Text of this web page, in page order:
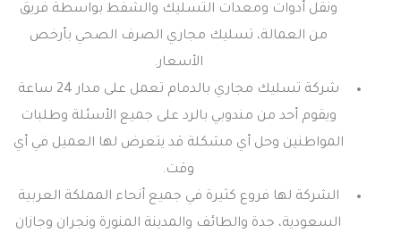
ونقل أدوات ومعدات التسليك والشفط بواسطة فريق
من العمالة، تسليك مجاري الصرف الصحي بأرخص
الأسعار.
شركة تسليك مجاري بالدمام تعمل على مدار 24 ساعة
ويقوم أحد من مندوبي بالرد على جميع الأسئلة وطلبات
المواطنين وحل أي مشكلة قد يتعرض لها العميل في أي
وقت.
الشركة لها فروع كثيرة في جميع أنحاء المملكة العربية
السعودية، جدة والطائف والمدينة المنورة ونجران وجازان